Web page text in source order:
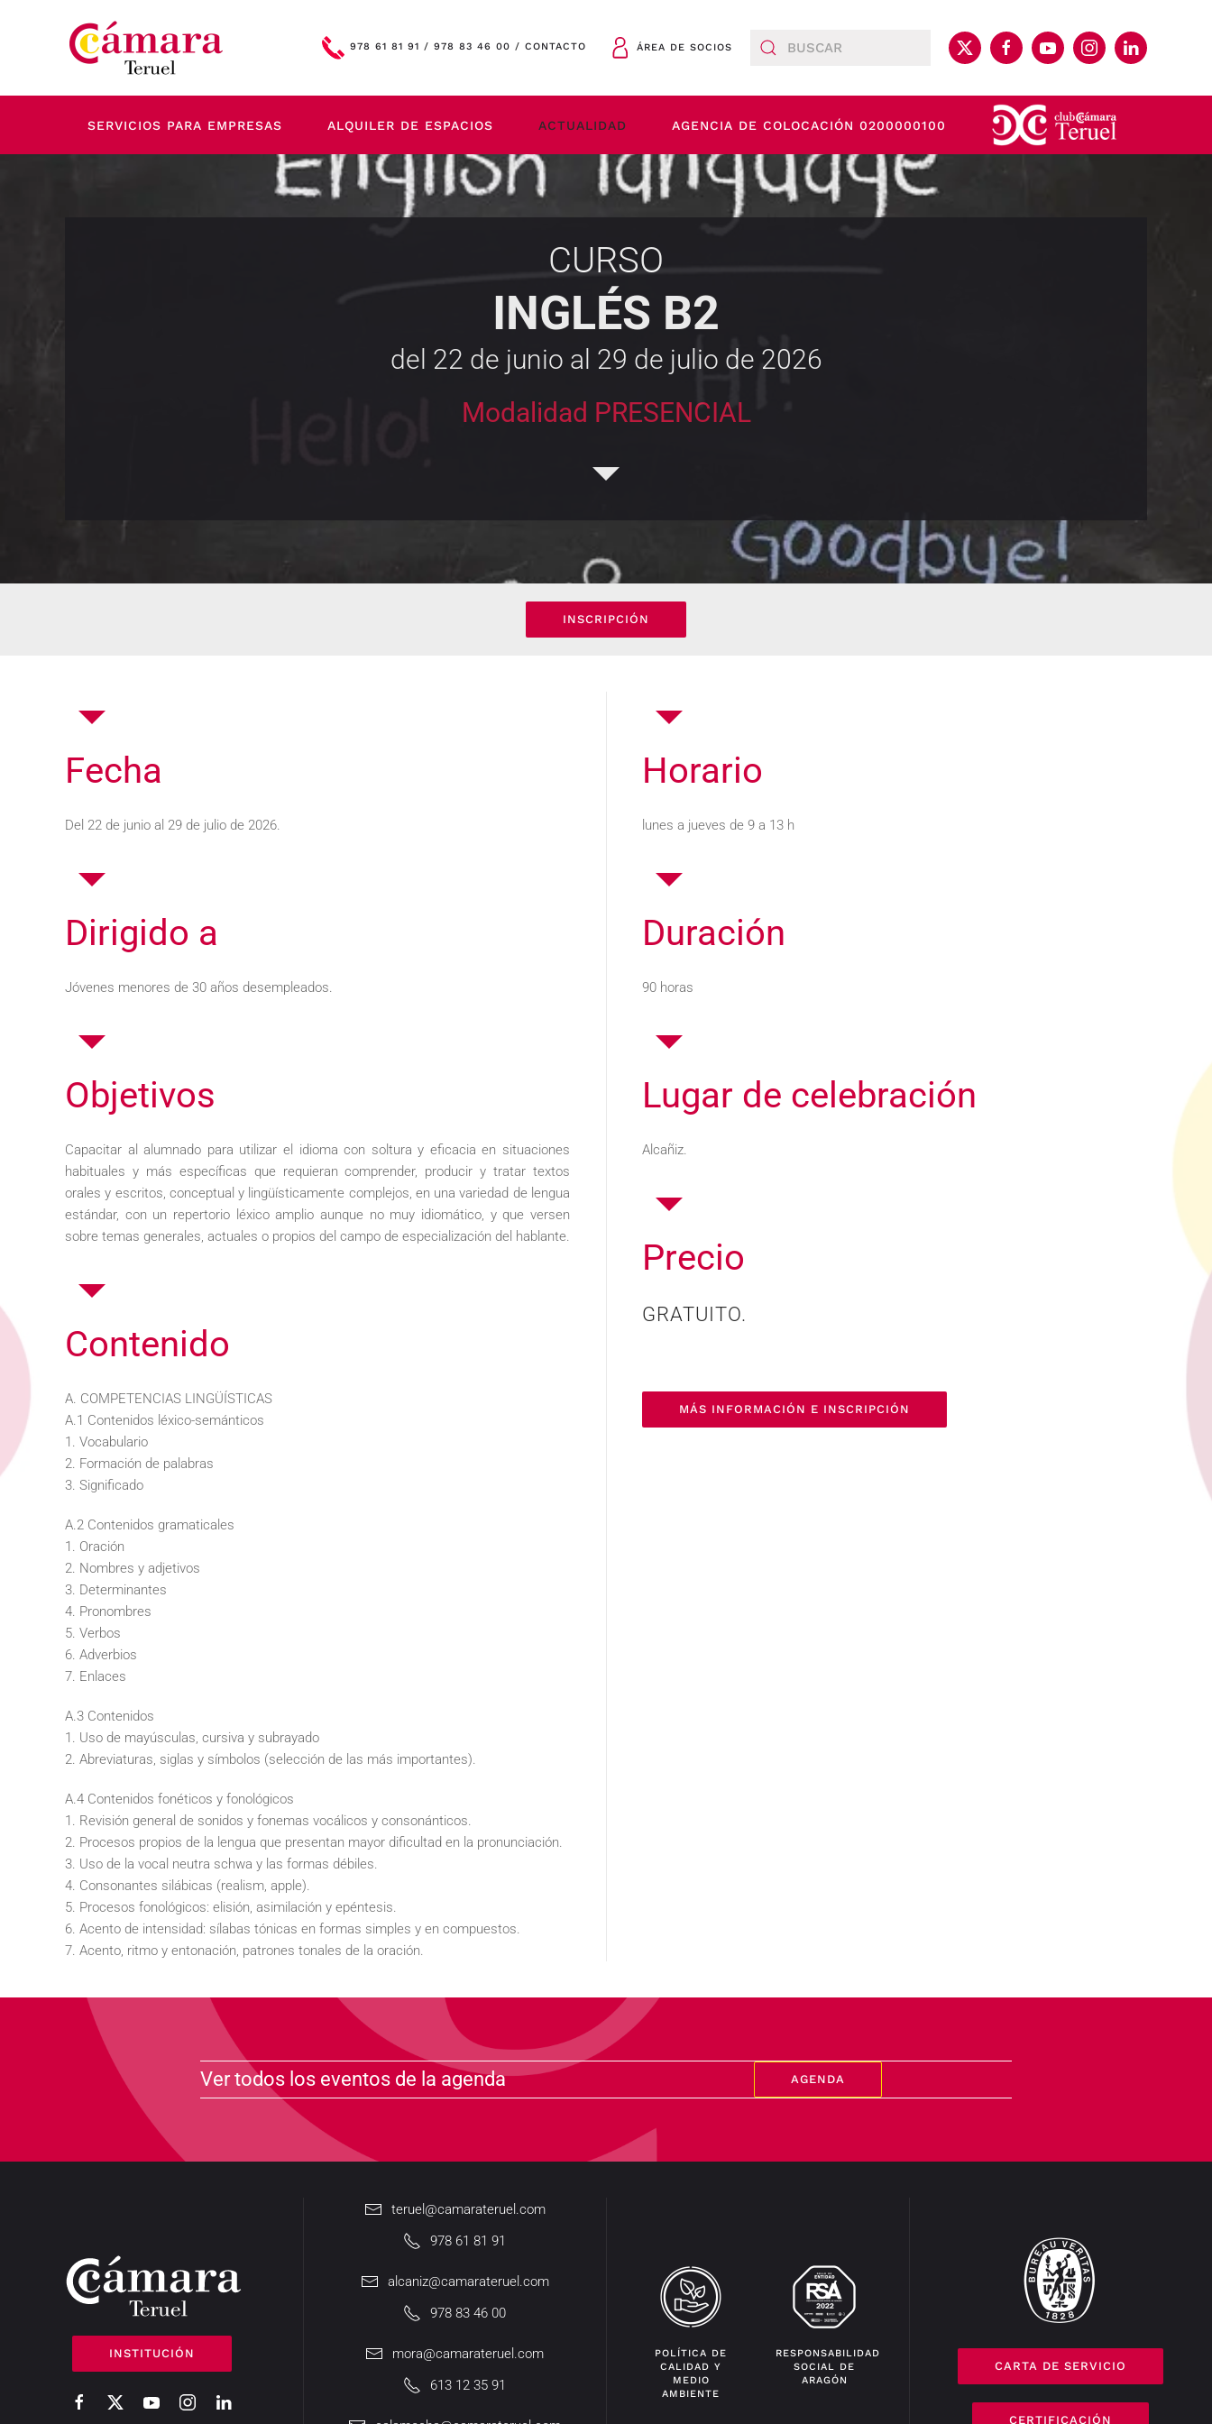
Skip to main content 978 61 81 91 / 978 83 46 00 / CONTACTO ÁREA DE SOCIOS
SERVICIOS PARA EMPRESAS ALQUILER DE ESPACIOS ACTUALIDAD AGENCIA DE COLOCACIÓN 0200000100
CURSO
INGLÉS B2
del 22 de junio al 29 de julio de 2026
Modalidad PRESENCIAL
INSCRIPCIÓN
Fecha
Del 22 de junio al 29 de julio de 2026.
Dirigido a
Jóvenes menores de 30 años desempleados.
Objetivos
Capacitar al alumnado para utilizar el idioma con soltura y eficacia en situaciones
habituales y más específicas que requieran comprender, producir y tratar textos
orales y escritos, conceptual y lingüísticamente complejos, en una variedad de lengua
estándar, con un repertorio léxico amplio aunque no muy idiomático, y que versen
sobre temas generales, actuales o propios del campo de especialización del hablante.
Contenido
A. COMPETENCIAS LINGÜÍSTICAS
A.1 Contenidos léxico-semánticos
1. Vocabulario
2. Formación de palabras
3. Significado
A.2 Contenidos gramaticales
1. Oración
2. Nombres y adjetivos
3. Determinantes
4. Pronombres
5. Verbos
6. Adverbios
7. Enlaces
A.3 Contenidos
1. Uso de mayúsculas, cursiva y subrayado
2. Abreviaturas, siglas y símbolos (selección de las más importantes).
A.4 Contenidos fonéticos y fonológicos
1. Revisión general de sonidos y fonemas vocálicos y consonánticos.
2. Procesos propios de la lengua que presentan mayor dificultad en la pronunciación.
3. Uso de la vocal neutra schwa y las formas débiles.
4. Consonantes silábicas (realism, apple).
5. Procesos fonológicos: elisión, asimilación y epéntesis.
6. Acento de intensidad: sílabas tónicas en formas simples y en compuestos.
7. Acento, ritmo y entonación, patrones tonales de la oración.
Horario
lunes a jueves de 9 a 13 h
Duración
90 horas
Lugar de celebración
Alcañiz.
Precio
GRATUITO.
MÁS INFORMACIÓN E INSCRIPCIÓN
Ver todos los eventos de la agenda AGENDA
INSTITUCIÓN
teruel@camarateruel.com
978 61 81 91
alcaniz@camarateruel.com
978 83 46 00
mora@camarateruel.com
613 12 35 91
POLÍTICA DE
CALIDAD Y
MEDIO
AMBIENTE
RESPONSABILIDAD
SOCIAL DE
ARAGÓN
CARTA DE SERVICIO
CERTIFICACIÓN